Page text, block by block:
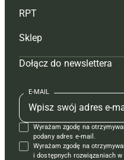
Reklama
Tagi
Mapa serwisu
Kontakt
Regulamin
Polityka prywatności
Hoduj z głową bydło
Hoduj z głową świnie
Prenumerata
Redakcja
Kontakt
Reklama
RPT
Redakcja
Prenumerata
Reklama
Kontakt
Krzyżówki
Sklep
Czasopisma i prenumerata
Książki
Regulamin
Dołącz do newslettera
E-MAIL
Wyrażam zgodę na
podany adres e-mail.
Wyrażam zgodę na
i dostępnych rozwiązaniach